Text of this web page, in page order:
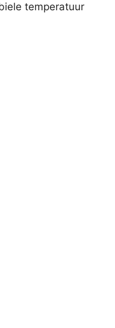
temperatuur